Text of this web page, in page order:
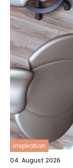
inspiration
04. August 2026